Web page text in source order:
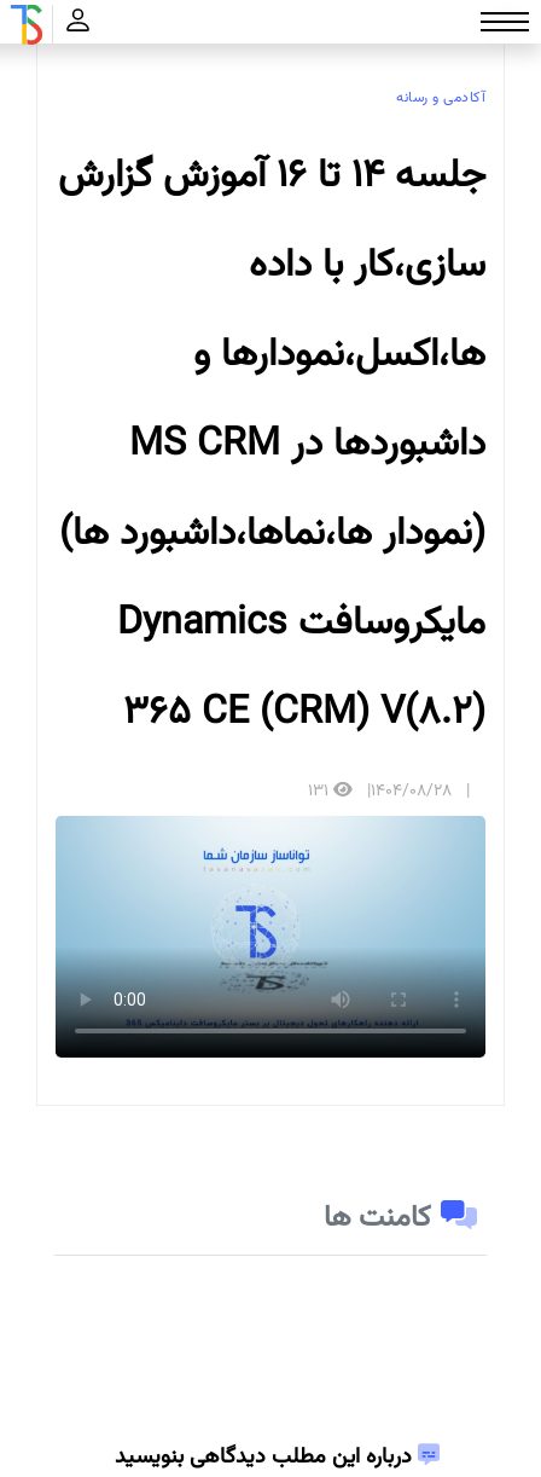
تواناسازان
آکادمی و رسانه
جلسه 14 تا 16 آموزش گزارش
سازی،کار با داده
ها،اکسل،نمودارها و
داشبوردها در MS CRM
(نمودار ها،نماها،داشبورد ها)
مایکروسافت Dynamics
365 CE (CRM) V(8.2)
1404/08/28
کامنت ها
درباره این مطلب دیدگاهی بنویسید